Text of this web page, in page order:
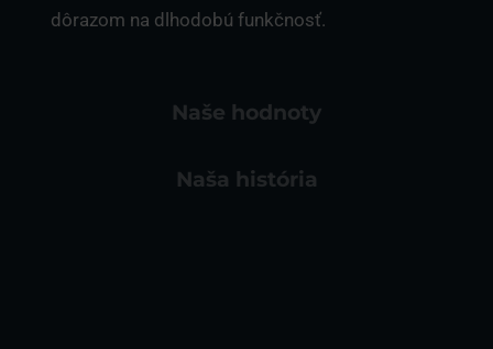
dôrazom na dlhodobú funkčnosť.
Naše hodnoty
Naša história